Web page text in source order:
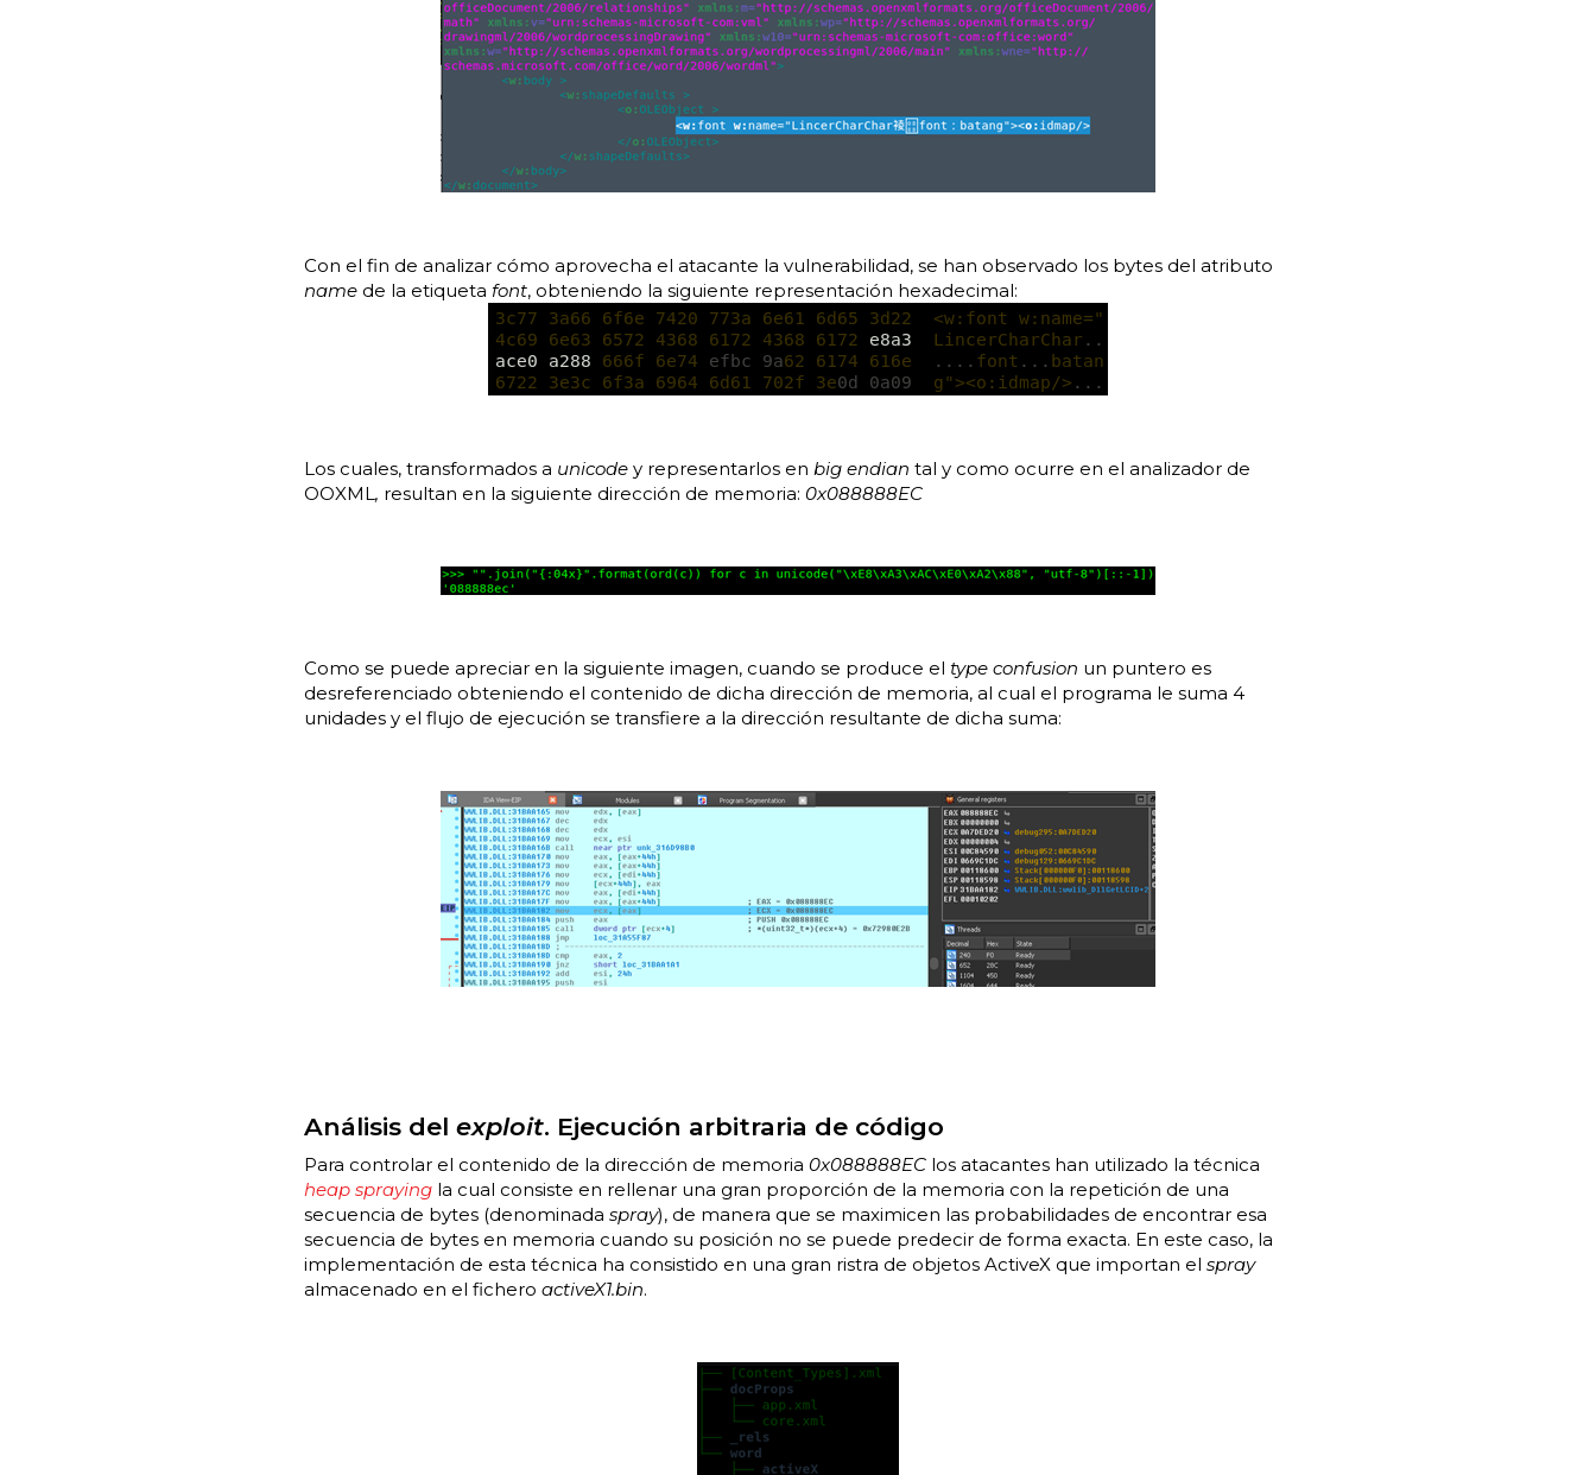
Con el fin de analizar cómo aprovecha el atacante la vulnerabilidad, se han observado los bytes del atributo
namede la etiqueta font, obteniendo la siguiente representación hexadecimal:
Los cuales, transformados a unicodey representarlos en big endian tal y como ocurre en el analizador de
OOXML, resultan en la siguiente dirección de memoria: 0x088888EC
Como se puede apreciar en la siguiente imagen, cuando se produce el type confusion un puntero es
desreferenciado obteniendo el contenido de dicha dirección de memoria, al cual el programa le suma 4
unidades y el flujo de ejecución se transfiere a la dirección resultante de dicha suma:
Análisis del exploit. Ejecución arbitraria de código
Para controlar el contenido de la dirección de memoria 0x088888EClos atacantes han utilizado la técnica
heap sprayingla cual consiste en rellenar una gran proporción de la memoria con la repetición de una
secuencia de bytes (denominada spray), de manera que se maximicen las probabilidades de encontrar esa
secuencia de bytes en memoria cuando su posición no se puede predecir de forma exacta. En este caso, la
implementación de esta técnica ha consistido en una gran ristra de objetos ActiveX que importan el spray
almacenado en el fichero activeX1.bin.